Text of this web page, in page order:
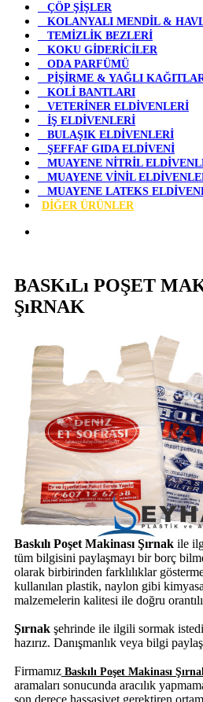
ÇÖP ŞİŞLER
KOLANYALI MENDİL &
TEMİZLİK BEZLERİ
KOKU GİDERİCİLER
ODA PARFÜMÜ
PİŞİRME & YAĞLI
KOLİ BANTLARI
VETERİNER ELDİVENLERİ
İŞ ELDİVENLERİ
BULAŞIK ELDİVENLERİ
ŞEFFAF GIDA ELDİVENİ
MUAYENE NİTRİL
MUAYENE VİNİL
MUAYENE LATEKS
DİĞER ÜRÜNLER
BASKıLı POŞET
ŞıRNAK
Baskılı Poşet Makinası Şırnak ile
tüm bilgisini paylaşmayı bir borç
olarak birbirinden farklılıklar
kullanılan plastik, naylon gibi
malzemelerin kalitesi ile doğru
Şırnak şehrinde ile ilgili sormak
hazırız. Danışmanlık veya bilgi
Firmamız Baskılı Poşet Makinası
aramaları sonucunda aracılık